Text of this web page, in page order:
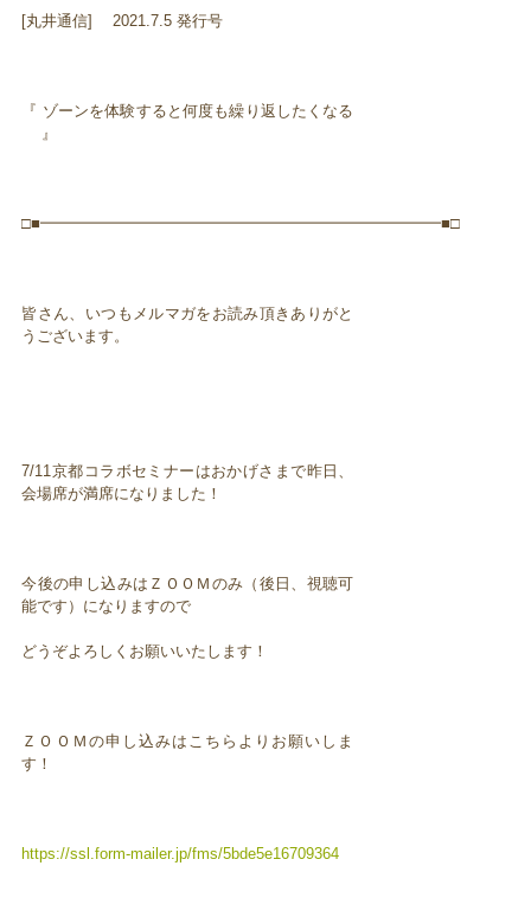
[丸井通信] 2021.7.5 発行号
『 ゾーンを体験すると何度も繰り返したくなる
』
□■━━━━━━━━━━━━━━━━━━━━━━━━━━■□
皆さん、いつもメルマガをお読み頂きありがと
うございます。
7/11京都コラボセミナーはおかげさまで昨日、
会場席が満席になりました！
今後の申し込みはＺＯＯＭのみ（後日、視聴可
能です）になりますので
どうぞよろしくお願いいたします！
ＺＯＯＭの申し込みはこちらよりお願いしま
す！
https://ssl.form-mailer.jp/fms/5bde5e16709364